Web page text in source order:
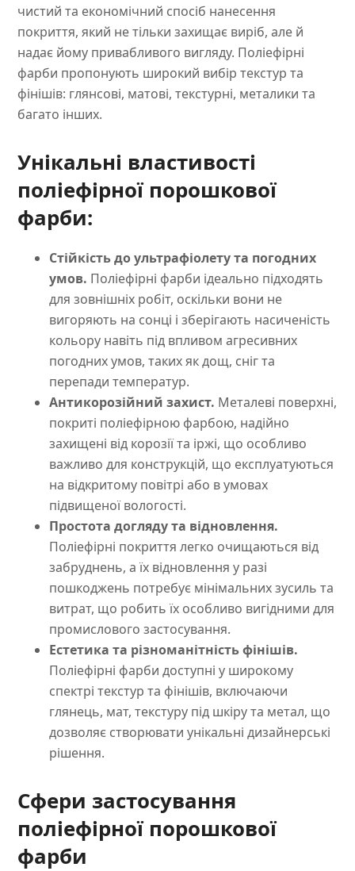
чистий та економічний спосіб нанесення
покриття, який не тільки захищає виріб, але й
надає йому привабливого вигляду. Поліефірні
фарби пропонують широкий вибір текстур та
фінішів: глянсові, матові, текстурні, металики та
багато інших.
Унікальні властивості
поліефірної порошкової
фарби:
Стійкість до ультрафіолету та погодних
умов. Поліефірні фарби ідеально підходять
для зовнішніх робіт, оскільки вони не
вигоряють на сонці і зберігають насиченість
кольору навіть під впливом агресивних
погодних умов, таких як дощ, сніг та
перепади температур.
Антикорозійний захист. Металеві поверхні,
покриті поліефірною фарбою, надійно
захищені від корозії та іржі, що особливо
важливо для конструкцій, що експлуатуються
на відкритому повітрі або в умовах
підвищеної вологості.
Простота догляду та відновлення.
Поліефірні покриття легко очищаються від
забруднень, а їх відновлення у разі
пошкоджень потребує мінімальних зусиль та
витрат, що робить їх особливо вигідними для
промислового застосування.
Естетика та різноманітність фінішів.
Поліефірні фарби доступні у широкому
спектрі текстур та фінішів, включаючи
глянець, мат, текстуру під шкіру та метал, що
дозволяє створювати унікальні дизайнерські
рішення.
Сфери застосування
поліефірної порошкової
фарби